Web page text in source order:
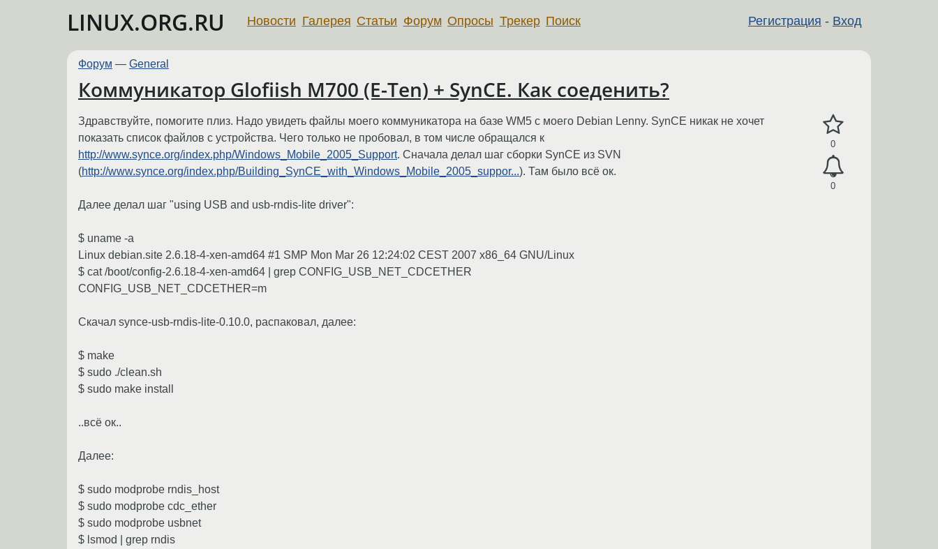
LINUX.ORG.RU Регистрация - Вход
Новости Галерея Статьи Форум Опросы Трекер Поиск
Форум — General
Коммуникатор Glofiish M700 (E-Ten) + SynCE. Как соеденить?
0
0
Здравствуйте, помогите плиз. Надо увидеть файлы моего коммуникатора на базе WM5 с моего Debian Lenny. SynCE никак не хочет
показать список файлов с устройства. Чего только не пробовал, в том числе обращался к
http://www.synce.org/index.php/Windows_Mobile_2005_Support. Сначала делал шаг сборки SynCE из SVN
(http://www.synce.org/index.php/Building_SynCE_with_Windows_Mobile_2005_suppor...). Там было всё ок.
Далее делал шаг "using USB and usb-rndis-lite driver":
$ uname -a
Linux debian.site 2.6.18-4-xen-amd64 #1 SMP Mon Mar 26 12:24:02 CEST 2007 x86_64 GNU/Linux
$ cat /boot/config-2.6.18-4-xen-amd64 | grep CONFIG_USB_NET_CDCETHER
CONFIG_USB_NET_CDCETHER=m
Скачал synce-usb-rndis-lite-0.10.0, распаковал, далее:
$ make
$ sudo ./clean.sh
$ sudo make install
..всё ок..
Далее:
$ sudo modprobe rndis_host
$ sudo modprobe cdc_ether
$ sudo modprobe usbnet
$ lsmod | grep rndis